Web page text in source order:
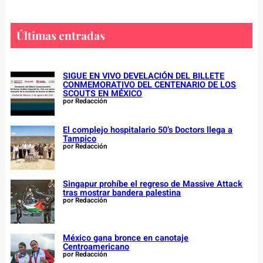
h
Últimas entradas
SIGUE EN VIVO DEVELACIÓN DEL BILLETE
CONMEMORATIVO DEL CENTENARIO DE LOS
SCOUTS EN MÉXICO
por Redacción
El complejo hospitalario 50’s Doctors llega a
Tampico
por Redacción
Singapur prohíbe el regreso de Massive Attack
tras mostrar bandera palestina
por Redacción
México gana bronce en canotaje
Centroamericano
por Redacción